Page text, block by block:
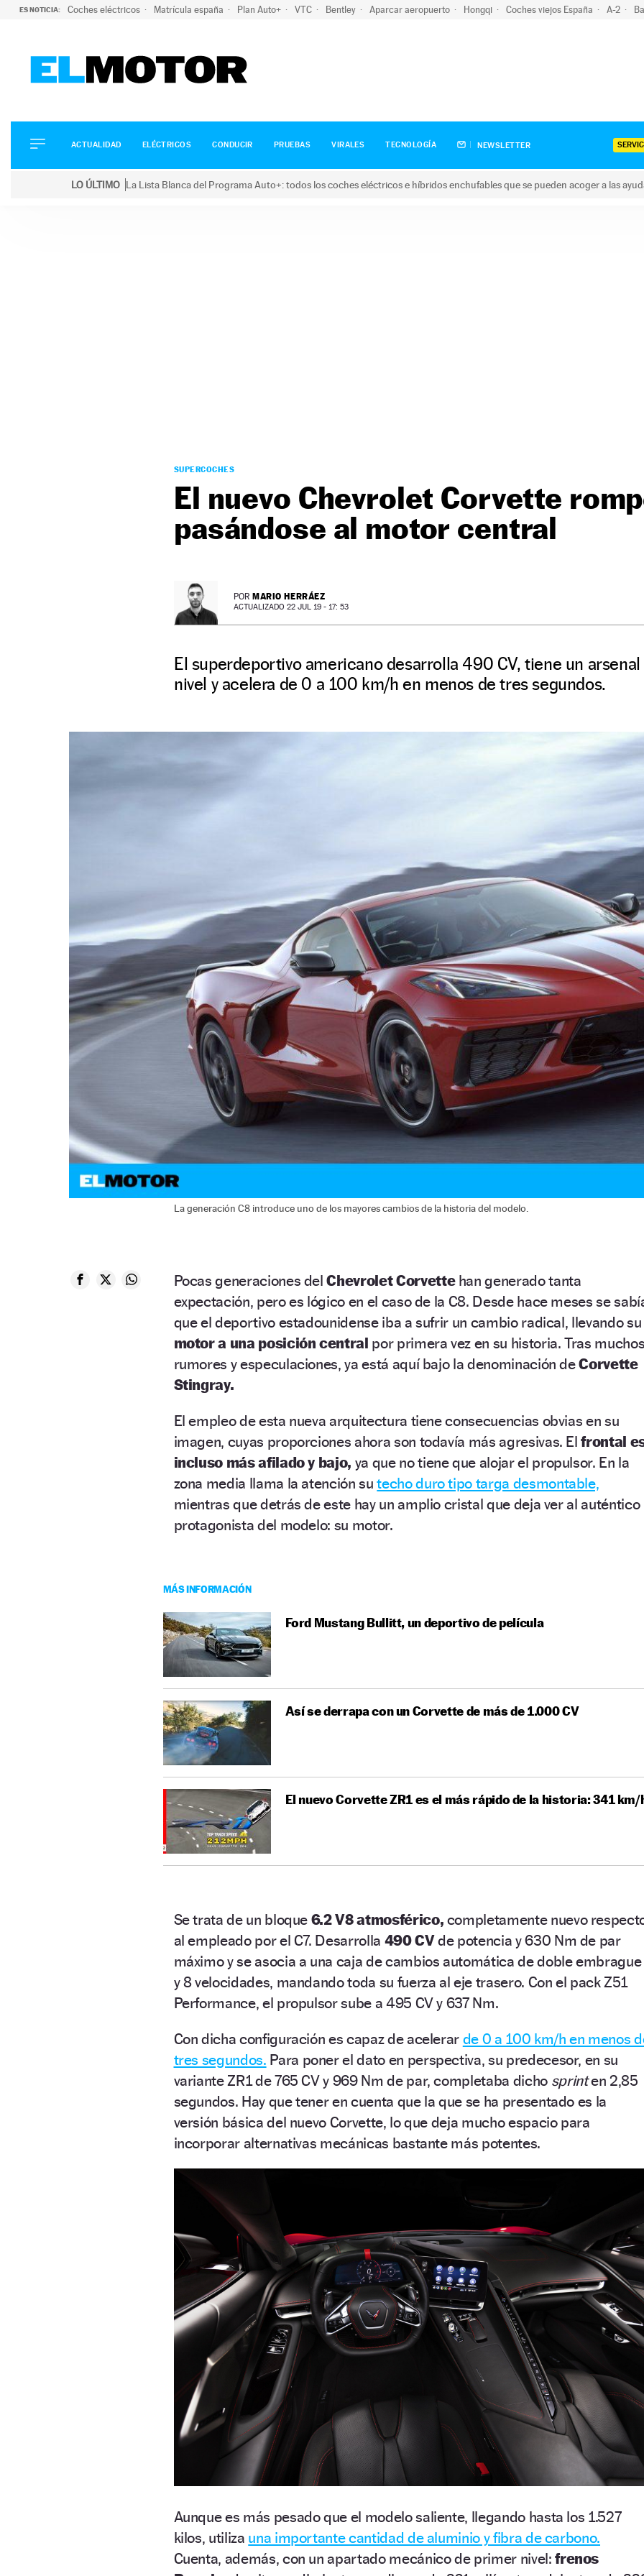
ES NOTICIA: Coches eléctricos Matrícula españa Plan Auto+ VTC Bentley Aparcar aeropuerto Hongqi Coches viejos España A-2
ELÉCTRICOS
CONDUCIR
ACTUALIDAD ELÉCTRICOS CONDUCIR PRUEBAS VIRALES TECNOLOGÍA NEWSLETTER
LO ÚLTIMO La Lista Blanca del Programa Auto+: todos los coches eléctricos e híbridos enchufables que se pueden acoger a las
SUPERCOCHES
El nuevo Chevrolet Corvette
pasándose al motor central
POR MARIO HERRÁEZ
ACTUALIZADO 22 JUL 19 - 17: 53
El superdeportivo americano desarrolla 490 CV, tiene un
nivel y acelera de 0 a 100 km/h en menos de tres segundos.
La generación C8 introduce uno de los mayores cambios de la historia del modelo.
Pocas generaciones delChevrolet Corvettehan generado tanta
expectación, pero es lógico en el caso de la C8. Desde hace meses se
que el deportivo estadounidense iba a sufrir un cambio radical, llevando su
motor a una posición central por primera vez en su historia. Tras
rumores y especulaciones, ya está aquí bajo la denominación deCorvette
Stingray.
El empleo de esta nueva arquitectura tiene consecuencias obvias en su
imagen, cuyas proporciones ahora son todavía más agresivas. Elfrontal
incluso más afilado y bajo, ya que no tiene que alojar el propulsor. En la
zona media llama la atención sutecho duro tipo targa desmontable,
mientras que detrás de este hay un amplio cristal que deja ver al auténtico
protagonista del modelo: su motor.
MÁS INFORMACIÓN
Ford Mustang Bullitt, un deportivo de película
Así se derrapa con un Corvette de más de 1.000 CV
El nuevo Corvette ZR1 es el más rápido de la historia: 341 km/
Se trata de un bloque 6.2 V8 atmosférico, completamente nuevo
al empleado por el C7. Desarrolla 490 CVde potencia y 630 Nm de par
máximo y se asocia a una caja de cambios automática de doble embrague
y 8 velocidades, mandando toda su fuerza al eje trasero. Con el pack Z51
Performance, el propulsor sube a 495 CV y 637 Nm.
Con dicha configuración es capaz de acelerar de 0 a 100 km/h en menos
tres segundos. Para poner el dato en perspectiva, su predecesor, en su
variante ZR1 de 765 CV y 969 Nm de par, completaba dicho sprinten 2,85
segundos. Hay que tener en cuenta que la que se ha presentado es la
versión básica del nuevo Corvette, lo que deja mucho espacio para
incorporar alternativas mecánicas bastante más potentes.
Aunque es más pesado que el modelo saliente, llegando hasta los 1.527
kilos, utiliza una importante cantidad de aluminio y fibra de carbono.
Cuenta, además, con un apartado mecánico de primer nivel:frenos